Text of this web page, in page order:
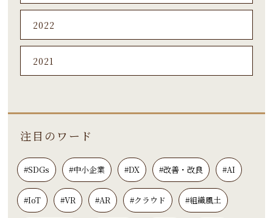
2022
2021
注目のワード
#SDGs #中小企業 #DX #改善・改良 #AI
#IoT #VR #AR #クラウド #組織風土